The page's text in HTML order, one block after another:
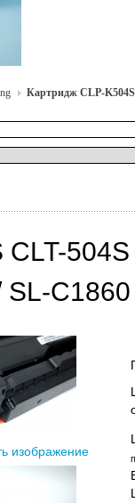
Картридж CLP-K504S
/ SL-
изображение